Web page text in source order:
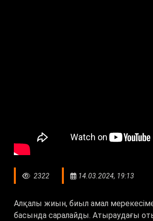
2322 14.03.2024, 19:13
Алқалы жиын, биыл амал
басында саралайды. Атыраудағы